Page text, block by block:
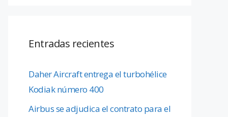
Entradas recientes
Daher Aircraft entrega el turbohélice
Kodiak número 400
Airbus se adjudica el contrato para el